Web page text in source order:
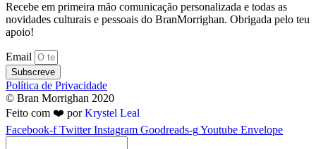
Recebe em primeira mão comunicação personalizada e todas as
novidades culturais e pessoais do BranMorrighan. Obrigada pelo teu
apoio!
Email
Subscreve
Política de Privacidade
© Bran Morrighan 2020
Feito com ❤️ porKrystel Leal
Facebook-f Twitter Instagram Goodreads-gYoutube Envelope